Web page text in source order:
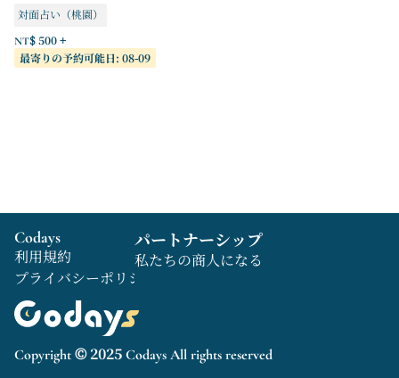
対面占い（桃園）
ビデオ通話占い
対面占い（台北）
NT$ 500 +
最寄りの予約可能日: 08-09
Copyright © 2025 Codays All rights reserved
Codays
利用規約
プライバシーポリシー
パートナーシップ
私たちの商人になる